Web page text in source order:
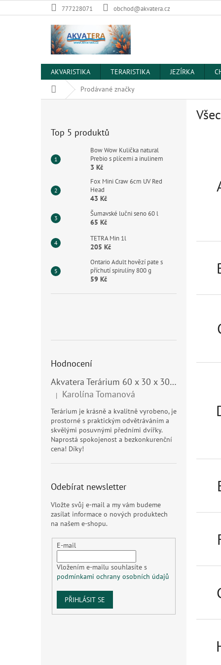
na
777228071 obchod@akvatera.cz
AKVARISTIKA TERARISTIKA JEZÍRKA
Domů
Prodávané značky
Top 5 produktů
Bow Wow Kulička natural
Prebio s plícemi a inulinem
3 Kč
Fox Mini Craw 6cm UV Red
Head
43 Kč
Šumavské lučni seno 60 l
65 Kč
TETRA Min 1l
205 Kč
Ontario Adult hovězí pate s
příchutí spirulíny 800 g
59 Kč
Hodnocení
Akvatera Terárium 60 x 30 x 30 cm, 54 litrů
Hodnocení produktu je 5 z 5 hvězdiček.
| Karolína Tomanová
Terárium je krásně a kvalitně vyrobeno, je
prostorné s praktickým odvětráváním a
skvělými posuvnými předními dvířky.
Naprostá spokojenost a bezkonkurenční
cena! Díky!
Odebírat newsletter
Vložte svůj e-mail a my vám budeme
zasílat informace o nových produktech
na našem e-shopu.
E-mail
Vložením e-mailu souhlasíte s
podmínkami ochrany osobních údajů
PŘIHLÁSIT SE